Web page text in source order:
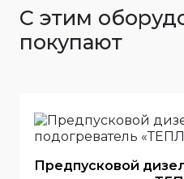
С этим
покупают
Предпусковой